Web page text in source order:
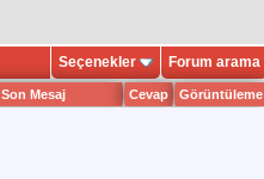
Seçenekler Forum arama
Son Mesaj Cevap Görüntüleme